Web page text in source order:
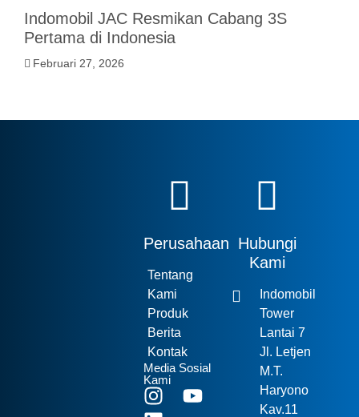
Indomobil JAC Resmikan Cabang 3S
Pertama di Indonesia
Februari 27, 2026
Perusahaan
Tentang
Kami
Produk
Berita
Kontak
Media Sosial
Kami
Hubungi
Kami
Indomobil
Tower
Lantai 7
Jl. Letjen
M.T.
Haryono
Kav.11